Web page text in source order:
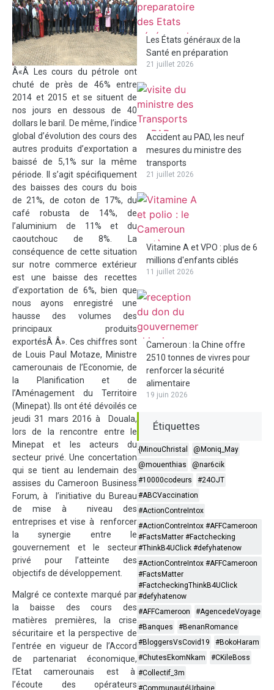
Â«Â Les cours du pétrole ont
chuté de près de 46% entre
2014 et 2015 et se situent de
nos jours en dessous de 40
dollars le baril. De même, l’indice
global d’évolution des cours des
autres produits d’exportation a
baissé de 5,1% sur la même
période. Il s’agit spécifiquement
des baisses des cours du bois
de 21%, de coton de 17%, du
café robusta de 14%, de
l’aluminium de 11% et du
caoutchouc de 8%. La
conséquence de cette situation
sur notre commerce extérieur
est une baisse des recettes
d’exportation de 6%, bien que
nous ayons enregistré une
hausse des volumes des
principaux produits
exportésÂ Â». Ces chiffres sont
de Louis Paul Motaze, Ministre
camerounais de l’Economie, de
la Planification et de
l’Aménagement du Territoire
(Minepat). Ils ont été dévoilés ce
jeudi 31 mars 2016 à Douala,
lors de la rencontre entre le
Minepat et les acteurs du
secteur privé. Une concertation
qui se tient au lendemain des
assises du Cameroon Business
Forum, à l’initiative du Bureau
de mise à niveau des
entreprises et vise à renforcer
la synergie entre le
gouvernement et le secteur
privé pour l’atteinte des
objectifs de développement.
Malgré ce contexte marqué par
la baisse des cours des
matières premières, la crise
sécuritaire et la perspective de
l’entrée en vigueur de l’Accord
de partenariat économique,
l’Etat camerounais est à
l’écoute des opérateurs
Les États généraux de la
Santé en préparation
21 juillet 2026
Accident au PAD, les neuf
mesures du ministre des
transports
21 juillet 2026
Vitamine A et VPO : plus de 6
millions d'enfants ciblés
11 juillet 2026
Cameroun : la Chine offre
2510 tonnes de vivres pour
renforcer la sécurité
alimentaire
19 juin 2026
Étiquettes
{MinouChristal
@Moniq_May
@mouenthias
@nar6cik
#10000codeurs
#24OJT
#ABCVaccination
#ActionContreIntox
#ActionContreIntox #AFFCameroon
#FactsMatter #Factchecking
#ThinkB4UClick #defyhatenow
#ActionContreIntox #AFFCameroon
#FactsMatter
#FactcheckingThinkB4UClick
#defyhatenow
#AFFCameroon
#AgencedeVoyage
#Banques
#BenanRomance
#BloggersVsCovid19
#BokoHaram
#ChutesEkomNkam
#CKileBoss
#Collectif_3m